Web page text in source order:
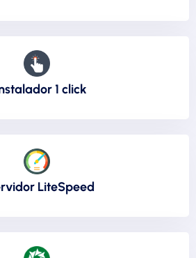
1 click
LiteSpeed